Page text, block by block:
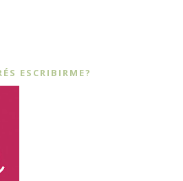
ESCRIBIRME?